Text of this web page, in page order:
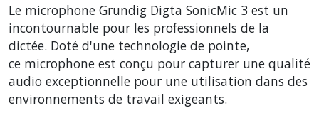
Le microphone Grundig Digta SonicMic 3 est un
incontournable pour les professionnels de la
dictée. Doté d'une technologie de pointe,
ce microphone est conçu pour capturer une qualité
audio exceptionnelle pour une utilisation dans des
environnements de travail exigeants.